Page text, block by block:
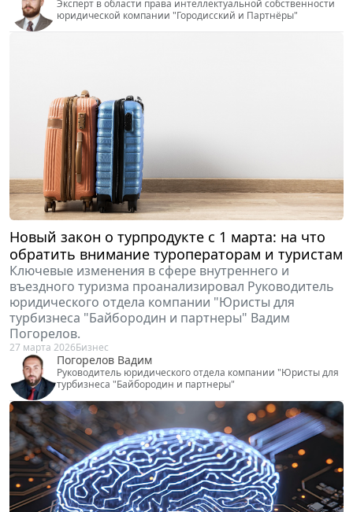
Новый закон о турпродукте с 1 марта: на что
обратить внимание туроператорам и туристам
Ключевые изменения в сфере внутреннего и
въездного туризма проанализировал Руководитель
юридического отдела компании "Юристы для
турбизнеса "Байбородин и партнеры" Вадим
Погорелов.
27 марта 2026Бизнес
Погорелов Вадим
Руководитель юридического отдела компании "Юристы для
турбизнеса "Байбородин и партнеры"